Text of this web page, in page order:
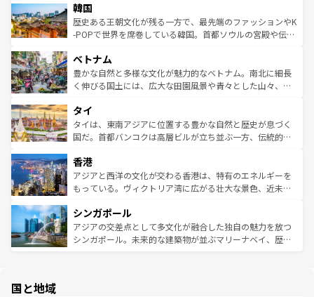
ワイを、存分に味わってほしい。 なお、新着のハワイ情報
はコンテンツ一覧を参照してほしい。
いる。アクティビティも充実しており、サーフィンやダイ
ビング、ハイキングなど、アウトドア好きにはたまらな
い。オーストラリアの多彩な魅力を存分に味わいつくそ
参照してほしい。
ン）、静ひつな山岳地帯である台湾東部など、都市の喧騒
と山間の静けさが共存しており、訪れる人に新しい発見と
驚きをもたらしてくれる。また、奥深い台湾の食文化も魅
容にもいいと評判のスイーツなど、バラエティ豊かな料理
が味わえる。 なお、新着の台湾情報は コンテンツ一覧を参
照してほしい。
韓国
歴史ある王朝文化が残る一方で、最先端のファッションやK
-POPで世界を席巻している韓国。首都ソウルの宮殿や伝統
き、地方に足を延ばせば四季折々の自然美を楽しむことが
できる。そして、キムチや焼肉、絶品のストリートフード
まで、さまざまな韓国料理が待っている。夜には、韓国な
リティに包まれながら、韓国の多彩な魅力を心ゆくまで味
わってみてほしい。 なお、新着の韓国情報はコンテンツ一
覧を参照してほしい。
ベトナム
豊かな自然と多様な文化が魅力的なベトナム。南北に細長
く伸びる国土には、広大な田園風景や青々とした山々、世
急速な発展と共に伝統が息づく。ハノイの古い町並みやホ
ーチミン市のフランス統治時代の建物も、独特の雰囲気を
醸し出している。また、バラエティの豊かさとおいしさで
とつ。フォーやバインミー、ベトナムコーヒーなどは、ぜ
ひ現地で味わいたい。どの地域を訪れてもあたたかい人々
が旅行者を迎えてくれるので、きっと忘れられない旅にな
参照してほしい。
タイ
タイは、東南アジアに位置する豊かな自然と歴史が息づく
国だ。首都バンコクは高層ビルが立ち並ぶ一方、伝統的な
の活気が交差している。北部ではチェンマイなどの山岳地
帯で自然と触れ合い、南部ではプーケットやクラビの美し
いビーチでリゾート気分を楽しむことができる。タイ料理
激する。気候は一年中温暖で、どの季節にも異なる楽しみ
が待っている。親しみやすいタイの人々、仏教を中心とし
た文化、そして多様な観光資源が、訪れる旅人を魅了し続
香港
アジアと西洋の文化が交わる香港は、特有のエネルギーを
もっている。ヴィクトリア湾に広がる壮大な景色、近未来
み、どこを訪れても感動するはず。観光スポットが密集し
ており、効率よく見どころを回れるのも魅力。息をのむよ
うな絶景から文化的な体験まで、香港を存分に楽しみ尽く
シンガポール
アジアの交差点として多文化が融合した独自の魅力を放つ
シンガポール。未来的な建築物が並ぶマリーナベイ、歴史
国と地域